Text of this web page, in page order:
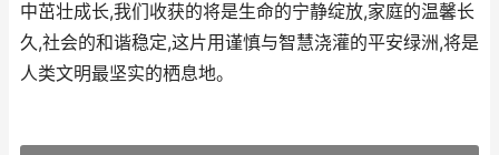
中茁壮成长,我们收获的将是生命的宁静绽放,家庭的温馨长
久,社会的和谐稳定,这片用谨慎与智慧浇灌的平安绿洲,将是
人类文明最坚实的栖息地。